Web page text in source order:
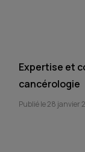
Expertise et
cancérologie
Publié le 28 janvier